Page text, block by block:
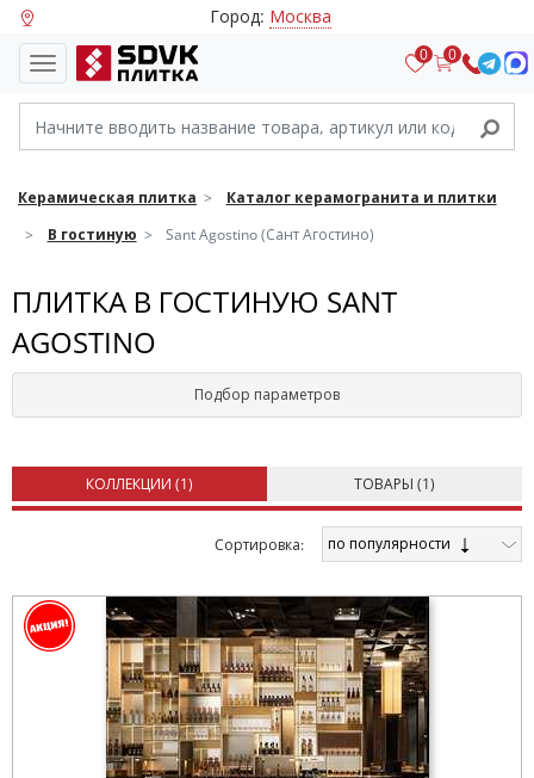
Город: Москва
0 0
Керамическая плитка
Каталог керамогранита и плитки
В гостиную
Sant Agostino (Сант Агостино)
ПЛИТКА В ГОСТИНУЮ SANT
AGOSTINO
Подбор параметров
КОЛЛЕКЦИИ (1) ТОВАРЫ (1)
Cортировка: по популярности